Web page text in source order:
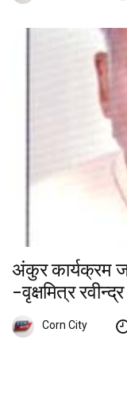
अंकुर कार्यक्रम
-वृक्षमित्र
Corn City